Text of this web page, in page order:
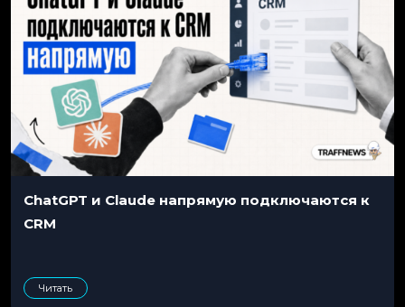
ChatGPT и Claude напрямую подключаются к
CRM
Читать